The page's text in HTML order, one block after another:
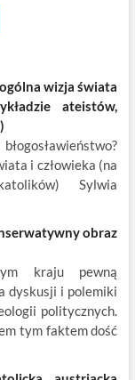
ar
e
wizja świata
ateistów,
i człowieka (na
katolików) Sylwia
obraz
kraju pewną
dyskusji i polemiki
politycznych.
tym faktem dość